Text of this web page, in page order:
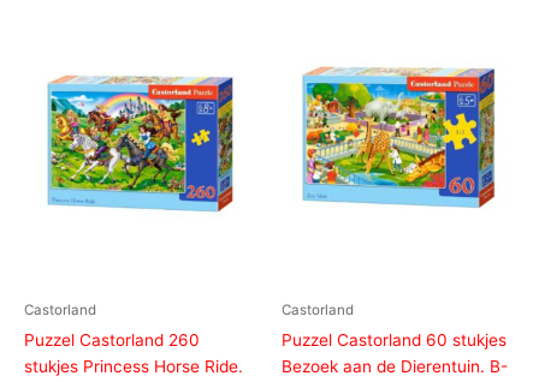
Castorland
Puzzel Castorland 260
stukjes Princess Horse Ride.
Castorland
Puzzel Castorland 60 stukjes
Bezoek aan de Dierentuin. B-